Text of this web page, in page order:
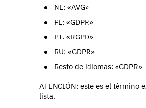
NL: «AVG»
PL: «GDPR»
PT: «RGPD»
RU: «GDPR»
Resto de idiomas: «GDPR»
ATENCIÓN: este es el término
lista.